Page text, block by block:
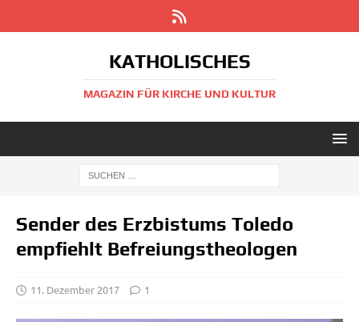
KATHOLISCHES
MAGAZIN FÜR KIRCHE UND KULTUR
Sender des Erzbistums Toledo
empfiehlt Befreiungstheologen
11. Dezember 2017 1